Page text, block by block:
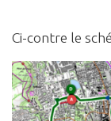
Ci-contre le